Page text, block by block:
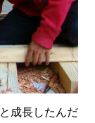
成長したんだ